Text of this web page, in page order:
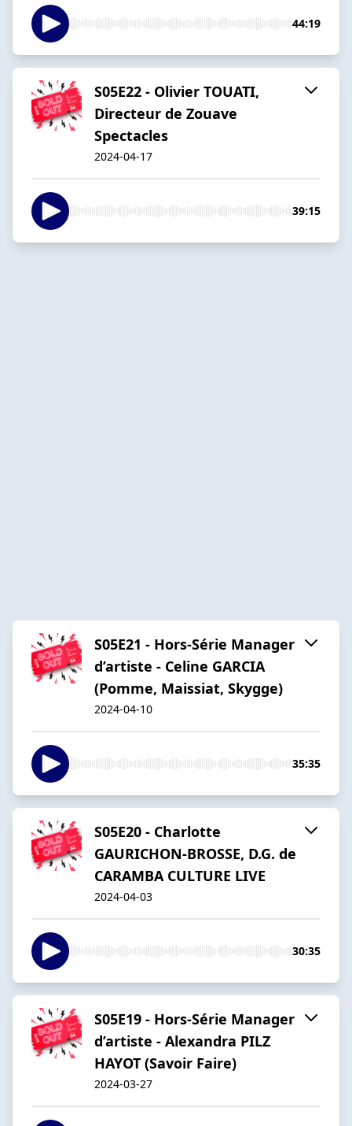
44:19
S05E22 - Olivier TOUATI,
Directeur de Zouave
Spectacles
2024-04-17
39:15
S05E21 - Hors-Série Manager
d’artiste - Celine GARCIA
(Pomme, Maissiat, Skygge)
2024-04-10
35:35
S05E20 - Charlotte
GAURICHON-BROSSE, D.G. de
CARAMBA CULTURE LIVE
2024-04-03
30:35
S05E19 - Hors-Série Manager
d’artiste - Alexandra PILZ
HAYOT (Savoir Faire)
2024-03-27